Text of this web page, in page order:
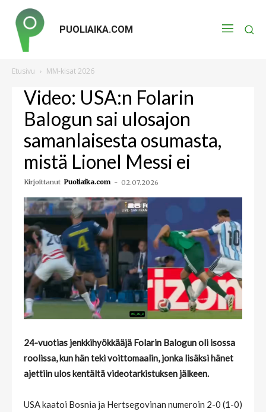
PUOLIAIKA.COM
Etusivu MM-kisat 2026
Video: USA:n Folarin
Balogun sai ulosajon
samanlaisesta osumasta,
mistä Lionel Messi ei
Kirjoittanut Puoliaika.com - 02.07.2026
24-vuotias jenkkihyökkääjä Folarin Balogun oli isossa
roolissa, kun hän teki voittomaalin, jonka lisäksi hänet
ajettiin ulos kentältä videotarkistuksen jälkeen.
USA kaatoi Bosnia ja Hertsegovinan numeroin 2-0 (1-0)